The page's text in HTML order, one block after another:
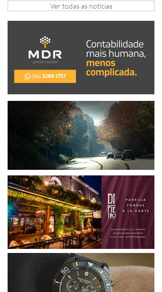
Ver todas as notícias